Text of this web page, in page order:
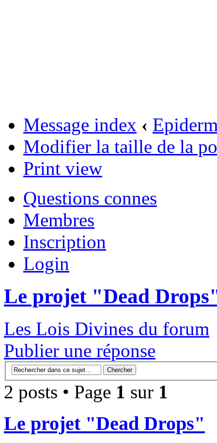
Message index ‹
Modifier la taille de la
Print view
Questions connes
Membres
Inscription
Login
Le projet "Dead
Les Lois Divines du forum
Publier une réponse
2 posts • Page 1 sur 1
Le projet "Dead Drops"